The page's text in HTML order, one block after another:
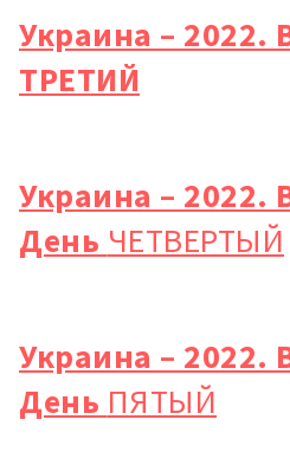
Украина – 2022.
ТРЕТИЙ
Украина – 2022.
День ЧЕТВЕРТЫЙ
Украина – 2022.
День ПЯТЫЙ